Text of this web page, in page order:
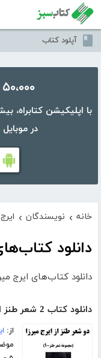
آپلود کتاب
۵۰،۰۰۰ کتاب در موبایل شما
در
خانه › نویسندگان ›
دانلود
دانلود کتاب‌های ایرج
دانلود کتاب 2 شعر طنز از ایرج میرزا
از: